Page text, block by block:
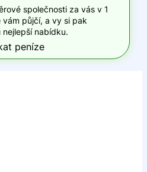
společnosti za vás v 1
půjčí, a vy si pak
nabídku.
peníze